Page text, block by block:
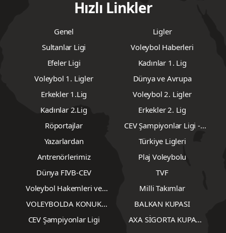
Hızlı Linkler
Genel
Ligler
Sultanlar Ligi
Voleybol Haberleri
Efeler Ligi
Kadınlar 1. Lig
Voleybol 1. Ligler
Dünya ve Avrupa
Erkekler 1.Lig
Voleybol 2. Ligler
Kadınlar 2.Lig
Erkekler 2. Lig
Röportajlar
CEV Şampiyonlar Ligi -
Yazarlardan
Türkiye Ligleri
Antrenörlerimiz
Plaj Voleybolu
Dünya FIVB-CEV
TVF
Voleybol Hakemleri ve
Milli Takımlar
VOLEYBOLDA KONUK
BALKAN KUPASI
CEV Şampiyonlar Ligi
AXA SİGORTA KUPA